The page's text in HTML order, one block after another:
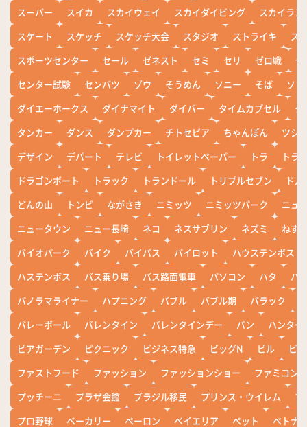
スーパー
スイカ スカイウェイ スカイダイビング
スカイラン
スケート
スケッチ スケッチ大会 スタジオ ストライキ
ス
スポーツセンター
セール ゼネスト セミ セリ ゼロ戦
ぜ
センター試験
センバツ ゾウ そうめん ソニー そば
ソ
ダイエーホークス
ダイナマイト ダイバー タイムカプセル
タ
タンカー
ダンス ダンプカー チトセピア ちゃんぽん
ツシ
デザイン
デパート テレビ トイレットペーパー トラ
トラ
ドラゴンボート
トラック トランドール トリプルセブン
ド
どんの山
トンビ ながさき ニミッツ ニミッツパーク
ニュ
ニュータウン
ニュー長崎 ネコ ネスサブリン ネズミ
ねず
バイオパーク
バイク バイパス パイロット
ハウステンボス
ハステンボス
バス乗り場 バス路面電車 パソコン ハタ
ハ
パノラマライナー
ハプニング バブル バブル期 バラック
バレーボール
バレンタイン バレンタインデー パン
ハンター
ビアガーデン
ピクニック ビジネス特急 ビッグN ビル
ビワ
ファストフード
ファッション ファッションショー
ファミコン
プッチーニ
プラザ会館 ブラジル移民 プリンス・ウイレム
ブ
プロ野球
ベーカリー ペーロン ベイエリア ペット
ベトナ